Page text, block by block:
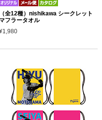
（全12種）nishikawa シークレット
マフラータオル